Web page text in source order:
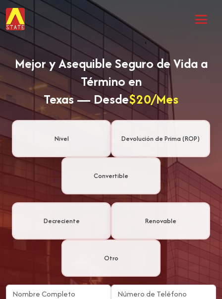
Mejor y Asequible Seguro de Vida a
Término en
Texas — Desde$20/Mes
Nivel Devolución de Prima (ROP)
Convertible
Decreciente Renovable
Otro